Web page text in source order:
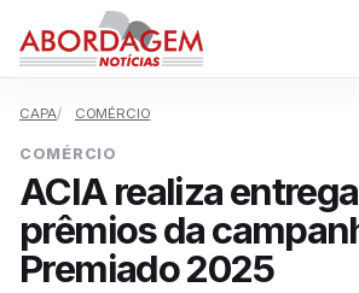
CAPA COMÉRCIO
COMÉRCIO
ACIA realiza
prêmios da
Premiado 2025